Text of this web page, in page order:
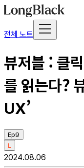
전체 노트
뷰저블 : 클
를 읽는다?
UX’
Ep9
L
2024.08.06